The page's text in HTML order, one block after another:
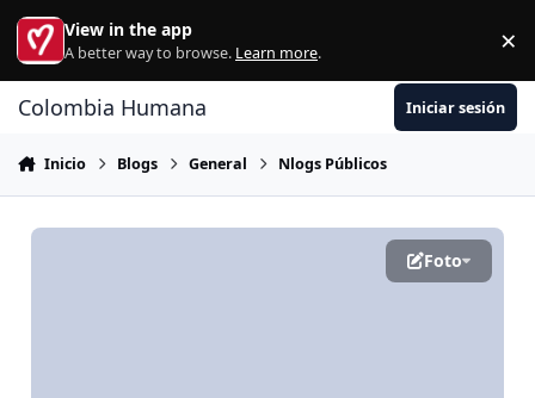
Ir al contenido
View in the app
A better way to browse. Learn more. ×
Colombia Humana Iniciar sesión
Inicio Blogs General Nlogs Públicos
Foto